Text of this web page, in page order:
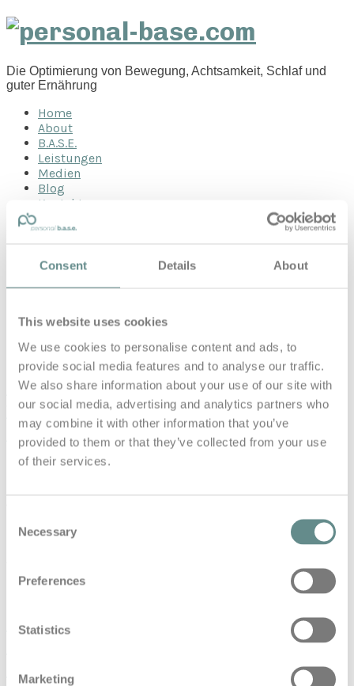
Consent Details About
This website uses cookies
We use cookies to personalise content and ads, to
provide social media features and to analyse our traffic.
We also share information about your use of our site with
our social media, advertising and analytics partners who
may combine it with other information that you’ve
provided to them or that they’ve collected from your use
of their services.
Selection
Necessary
Preferences
Statistics
Marketing
personal-
base.com
Die Optimierung von Bewegung, Achtsamkeit, Schlaf und
guter Ernährung
Home
About
B.A.S.E.
Leistungen
Medien
Blog
Kontakt
Search for
Posts Tagged flow
#75 Wie du vor der Kamera wirklich
wirkst – Georg Wawschinek |
B.A.S.E. Talks
Base Talks
Politik, Wirtschaft…
#73 Rudern zum Erfolg:
Unternehmertum | b.a.s.e. talks